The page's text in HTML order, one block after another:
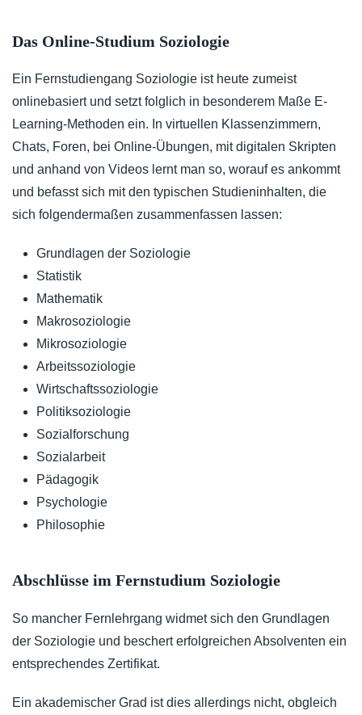
Das Online-Studium Soziologie
Ein Fernstudiengang Soziologie ist heute zumeist
onlinebasiert und setzt folglich in besonderem Maße E-
Learning-Methoden ein. In virtuellen Klassenzimmern,
Chats, Foren, bei Online-Übungen, mit digitalen Skripten
und anhand von Videos lernt man so, worauf es ankommt
und befasst sich mit den typischen Studieninhalten, die
sich folgendermaßen zusammenfassen lassen:
Grundlagen der Soziologie
Statistik
Mathematik
Makrosoziologie
Mikrosoziologie
Arbeitssoziologie
Wirtschaftssoziologie
Politiksoziologie
Sozialforschung
Sozialarbeit
Pädagogik
Psychologie
Philosophie
Abschlüsse im Fernstudium Soziologie
So mancher Fernlehrgang widmet sich den Grundlagen
der Soziologie und beschert erfolgreichen Absolventen ein
entsprechendes Zertifikat.
Ein akademischer Grad ist dies allerdings nicht, obgleich